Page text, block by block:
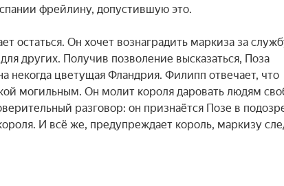
фрейлину, допустившую это.
остаться. Он хочет вознаградить маркиза за
других. Получив позволение высказаться, Поза
некогда цветущая Фландрия. Филипп отвечает, что
могильным. Он молит короля даровать людям
разговор: он признаётся Позе в
И всё же, предупреждает король, маркизу